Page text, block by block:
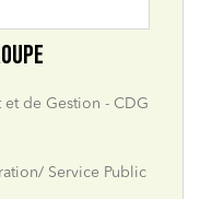
et de Gestion - CDG
Service Public